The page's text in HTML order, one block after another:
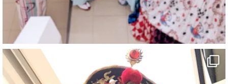
#企業公式がお疲れ様を言い合う
#旅行好きな人と繋がりたい
#一人旅
#女性マジシャン
#出張マジック
#マジシャン派遣
#イリュージョン